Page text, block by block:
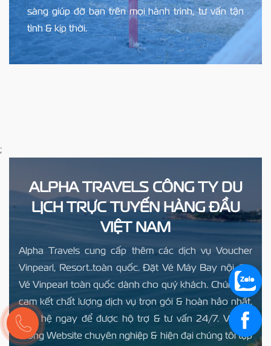
sàng giúp đỡ bạn trên mọi hành trình, tư vấn tận
tình & kịp thời.
;
ALPHA TRAVELS CÔNG TY DU
LỊCH TRỰC TUYẾN HÀNG ĐẦU
VIỆT NAM
Alpha Travels cung cấp thêm các dịch vụ Voucher
Vinpearl, Resort..toàn quốc. Đặt Vé Máy Bay nội địa,
Vé Vinpearl toàn quốc dành cho quý khách. Chúng tôi
cam kết chất lượng dịch vụ trọn gói & hoàn hảo nhất.
Liên hệ ngay để được hộ trợ & tư vấn 24/7. Với hệ
thống Website chuyên nghiệp & hiện đại chúng tôi tập